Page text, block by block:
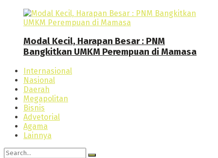
Modal Kecil, Harapan Besar : PNM
Bangkitkan UMKM Perempuan di Mamasa
Internasional
Nasional
Daerah
Megapolitan
Bisnis
Advetorial
Agama
Lainnya